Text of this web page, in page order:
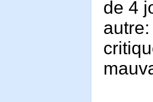
de 4
autre: